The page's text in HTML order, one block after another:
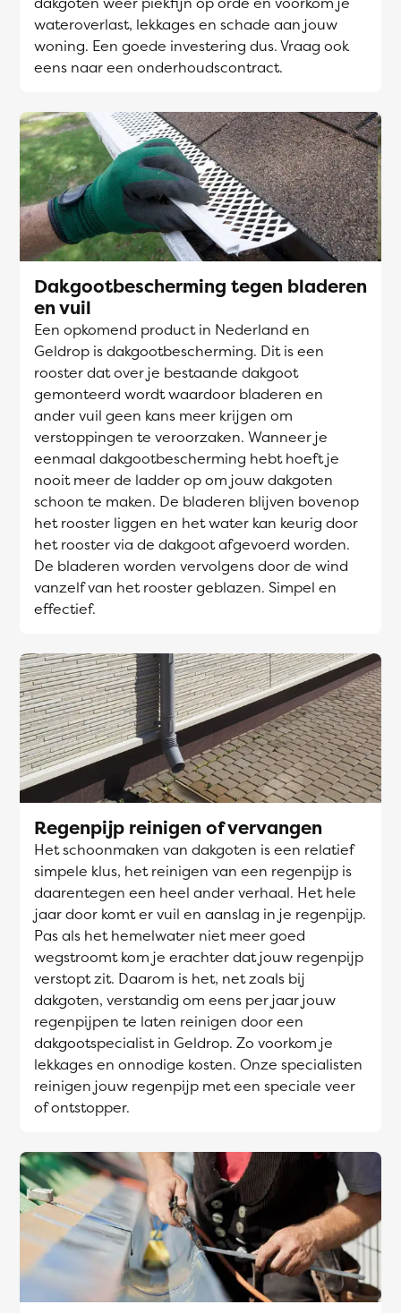
wateroverlast, lekkages en schade aan jouw
woning. Een goede investering dus. Vraag ook
eens naar een onderhoudscontract.
Dakgootbescherming tegen bladeren
en vuil
Een opkomend product in Nederland en
Geldrop is dakgootbescherming. Dit is een
rooster dat over je bestaande dakgoot
gemonteerd wordt waardoor bladeren en
ander vuil geen kans meer krijgen om
verstoppingen te veroorzaken. Wanneer je
eenmaal dakgootbescherming hebt hoeft je
nooit meer de ladder op om jouw dakgoten
schoon te maken. De bladeren blijven bovenop
het rooster liggen en het water kan keurig door
het rooster via de dakgoot afgevoerd worden.
De bladeren worden vervolgens door de wind
vanzelf van het rooster geblazen. Simpel en
effectief.
Regenpijp reinigen of vervangen
Het schoonmaken van dakgoten is een relatief
simpele klus, het reinigen van een regenpijp is
daarentegen een heel ander verhaal. Het hele
jaar door komt er vuil en aanslag in je regenpijp.
Pas als het hemelwater niet meer goed
wegstroomt kom je erachter dat jouw regenpijp
verstopt zit. Daarom is het, net zoals bij
dakgoten, verstandig om eens per jaar jouw
regenpijpen te laten reinigen door een
dakgootspecialist in Geldrop. Zo voorkom je
lekkages en onnodige kosten. Onze specialisten
reinigen jouw regenpijp met een speciale veer
of ontstopper.